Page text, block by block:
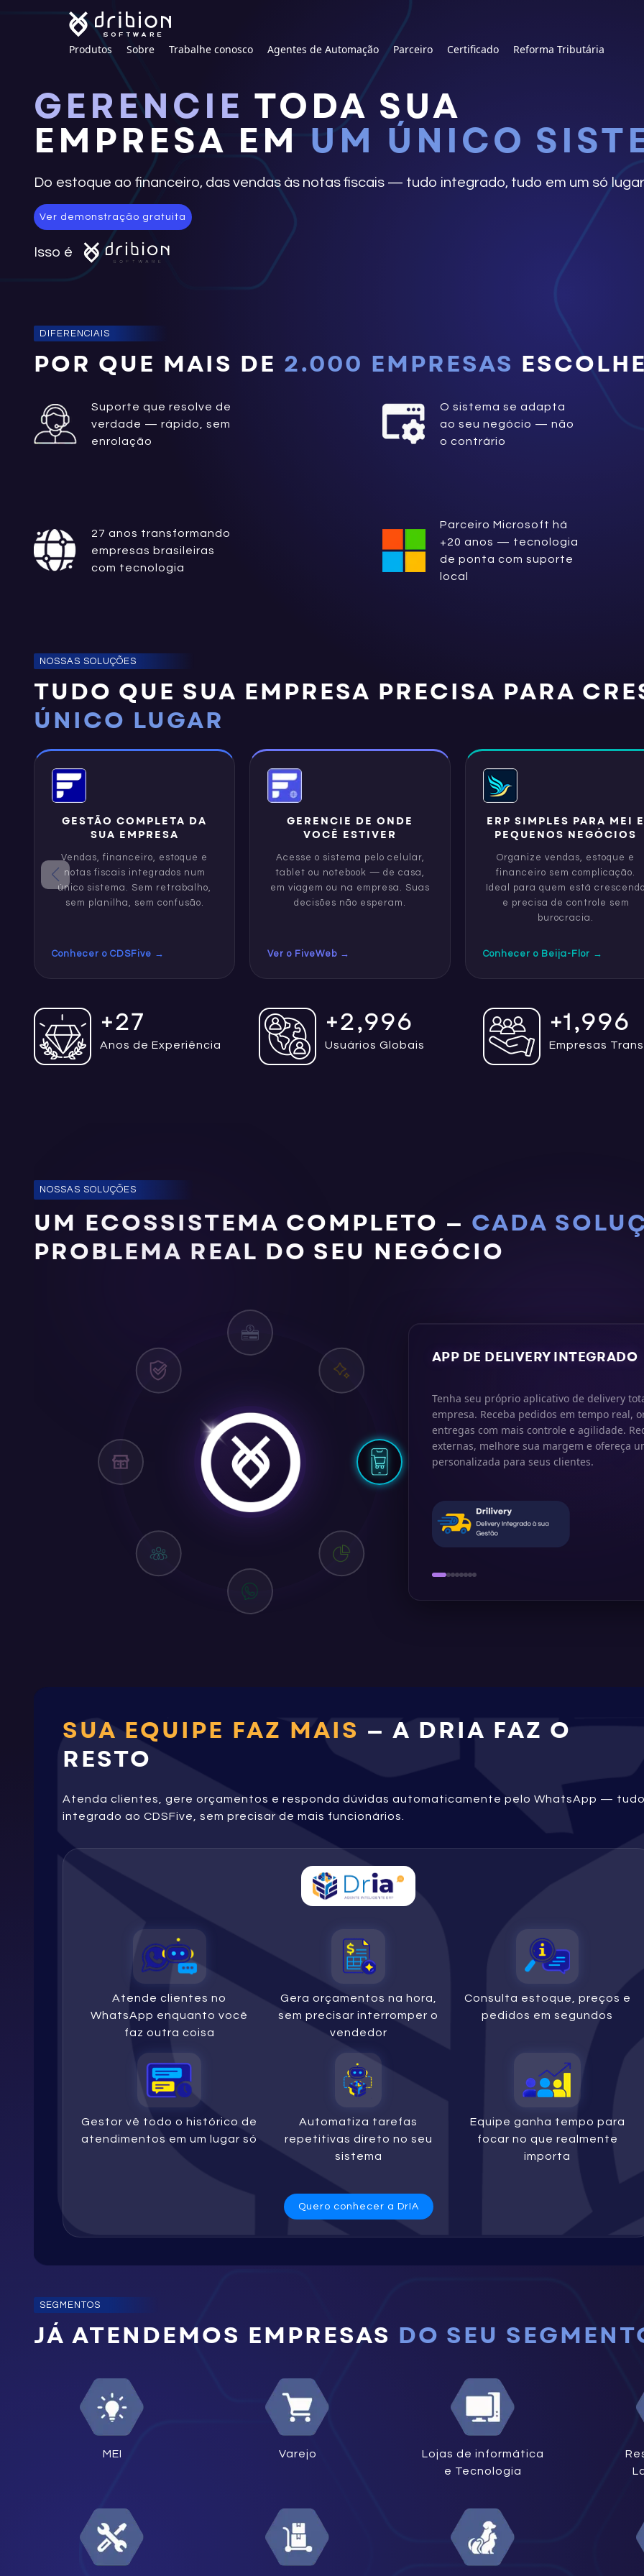
Produtos Sobre Trabalhe conosco Agentes de Automação Parceiro Certificado Reforma Tributária
GERENCIE TODA SUA
EMPRESA EM UM ÚNICO
Do estoque ao financeiro, das vendas às notas fiscais — tudo integrado, tudo em um só
Ver demonstração gratuita
Isso é
DIFERENCIAIS
POR QUE MAIS DE 2.000 EMPRESAS
Suporte que resolve de
verdade — rápido, sem
enrolação
O sistema se adapta
ao seu negócio — não
o contrário
27 anos transformando
empresas brasileiras
com tecnologia
Parceiro Microsoft há
+20 anos — tecnologia
de ponta com suporte
local
NOSSAS SOLUÇÕES
TUDO QUE SUA EMPRESA PRECISA PARA
ÚNICO LUGAR
GESTÃO COMPLETA DA
SUA EMPRESA
Vendas, financeiro, estoque e
notas fiscais integrados num
único sistema. Sem retrabalho,
sem planilha, sem confusão.
Conhecer o CDSFive →
GERENCIE DE ONDE
VOCÊ ESTIVER
Acesse o sistema pelo celular,
tablet ou notebook — de casa,
em viagem ou na empresa. Suas
decisões não esperam.
Ver o FiveWeb →
ERP SIMPLES PARA MEI E
PEQUENOS NEGÓCIOS
Organize vendas, estoque e
financeiro sem complicação.
Ideal para quem está
e precisa de controle sem
burocracia.
Conhecer o Beija-Flor →
+27
Anos de Experiência
+3,000
Usuários Globais
+2,000
Empresas
NOSSAS SOLUÇÕES
UM ECOSSISTEMA COMPLETO — CADA
PROBLEMA REAL DO SEU NEGÓCIO
APP DE DELIVERY INTEGRADO
Tenha seu próprio aplicativo de delivery
empresa. Receba pedidos em tempo real,
entregas com mais controle e agilidade.
externas, melhore sua margem e ofereça
personalizada para seus clientes.
SUA EQUIPE FAZ MAIS — A DRIA FAZ O
RESTO
Atenda clientes, gere orçamentos e responda dúvidas automaticamente pelo WhatsApp —
integrado ao CDSFive, sem precisar de mais funcionários.
Atende clientes no
WhatsApp enquanto você
faz outra coisa
Gera orçamentos na hora,
sem precisar interromper o
vendedor
Consulta estoque, preços e
pedidos em segundos
Gestor vê todo o histórico de
atendimentos em um lugar só
Automatiza tarefas
repetitivas direto no seu
sistema
Equipe ganha tempo para
focar no que realmente
importa
Quero conhecer a DrIA
SEGMENTOS
JÁ ATENDEMOS EMPRESAS DO SEU
MEI Varejo
Lojas de informática
e Tecnologia